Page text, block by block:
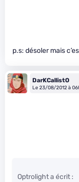
p.s: désoler mais
DarKCallistO
Le 23/08/2012 à
Optrolight a écrit :